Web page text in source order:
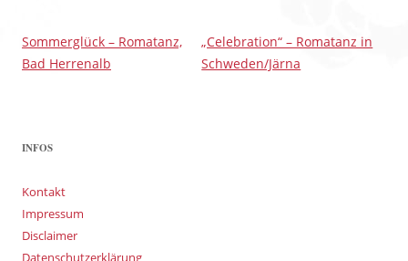
Sommerglück – Romatanz,
Bad Herrenalb
„Celebration“ – Romatanz in
Schweden/Järna
INFOS
Kontakt
Impressum
Disclaimer
Datenschutzerklärung